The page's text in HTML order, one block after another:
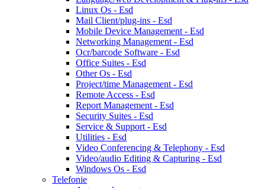
Linux Os - Esd
Mail Client/plug-ins - Esd
Mobile Device Management - Esd
Networking Management - Esd
Ocr/barcode Software - Esd
Office Suites - Esd
Other Os - Esd
Project/time Management - Esd
Remote Access - Esd
Report Management - Esd
Security Suites - Esd
Service & Support - Esd
Utilities - Esd
Video Conferencing & Telephony - Esd
Video/audio Editing & Capturing - Esd
Windows Os - Esd
Telefonie